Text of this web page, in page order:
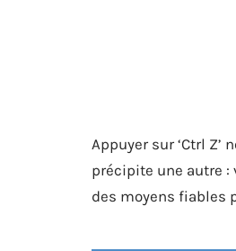
Appuyer sur ‘Ctrl
précipite une autre :
des moyens fiables